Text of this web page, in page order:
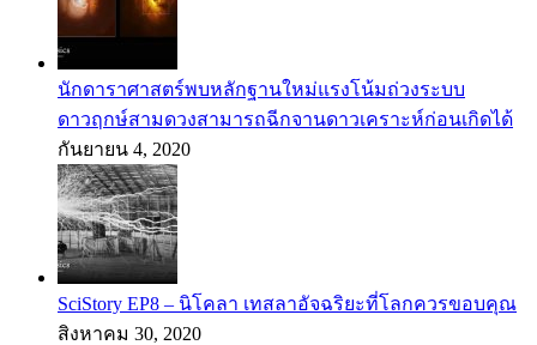
นักดาราศาสตร์พบหลักฐานใหม่แรงโน้มถ่วงระบบ
ดาวฤกษ์สามดวงสามารถฉีกจานดาวเคราะห์ก่อนเกิดได้
กันยายน 4, 2020
SciStory EP8 – นิโคลา เทสลาอัจฉริยะที่โลกควรขอบคุณ
สิงหาคม 30, 2020